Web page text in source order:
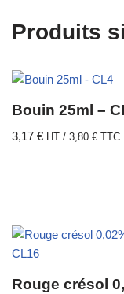
Produits
Bouin 25ml –
3,17 € HT / 3,80 € TTC
Rouge crésol